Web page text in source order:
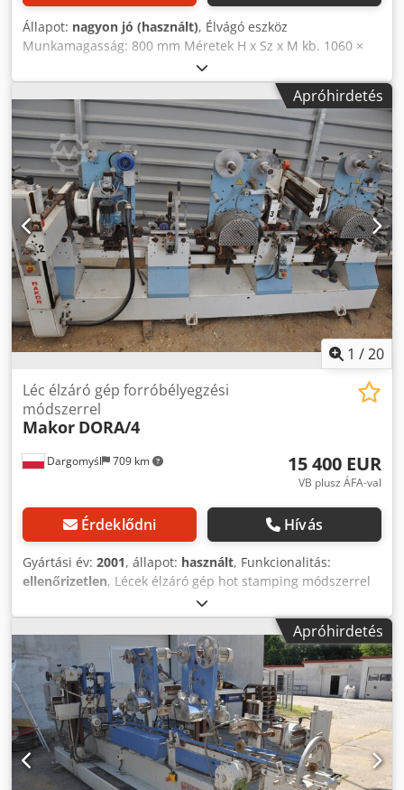
Állapot: nagyon jó (használt), Élvágó eszköz
Munkamagasság: 800 mm Méretek H x Sz x M kb. 1060 ×
720 × 930 mm Sűrített levegős csatlakozás 6 bar
Crjdpfxowiwnqj Amgef Súly kb.: 120 kg Marószerszámmal
együtt
Apróhirdetés
1 /20
Dargomyśl 709 km
Léc élzáró gép forróbélyegzési
módszerrel
Makor DORA/4
15 400 EUR
VB plusz ÁFA-val
Érdeklődni Hívás
Gyártási év: 2001, állapot: használt, Funkcionalitás:
ellenőrizetlen, Lécek élzáró gép hot stamping módszerrel
MAKOR típus DORA 7, gyártási év: 2001, ára: 19.100€
LEHETŐSÉG AZ ALÁBBI GÉPEK MEGVÁSÁRLÁSÁRA AZ
EGYEDI ÁRAKON: 1. Csiszoló- és szilikonkorong profilírozó
gép az olasz MAKOR gyártótól, ára: 1.500€ - modell: SAG
100 - gyártási év: 2003 - sorozatszám: 10447 Crodpfx Aoytc
E Uomgjf - profilírozott korong átmérője: 160 - 200 mm -
profilírozó tárcsa átmérője: 180 - 200 mm - gép méretei:
1700 mm x 800 mm x 1800 mm - súly: 280 kg 2. FÓLIAVÁGÓ
GÉP MAKOR ST/100 ára: 1.200€ 3. SZALAGOS SZÁLLÍTÓ
MAKOR TEP 3000 ára: 700€
Apróhirdetés